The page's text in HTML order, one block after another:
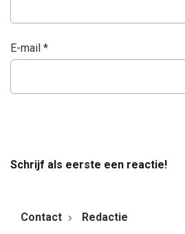
E-mail *
Schrijf als eerste een reactie!
Contact Redactie